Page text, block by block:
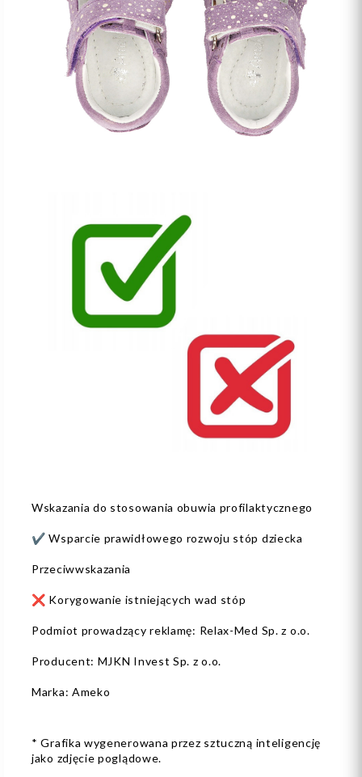
Wskazania do stosowania obuwia profilaktycznego
✔️ Wsparcie prawidłowego rozwoju stóp dziecka
Przeciwwskazania
❌ Korygowanie istniejących wad stóp
Podmiot prowadzący reklamę: Relax-Med Sp. z o.o.
Producent: MJKN Invest Sp. z o.o.
Marka: Ameko
* Grafika wygenerowana przez sztuczną inteligencję
jako zdjęcie poglądowe.